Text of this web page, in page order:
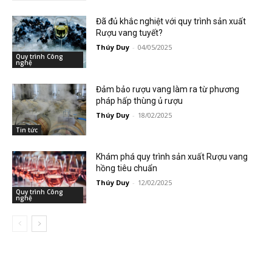
Quy trình Công
nghệ
Đã đủ khắc nghiệt với quy trình sản xuất
Rượu vang tuyết?
Thúy Duy - 04/05/2025
Tin tức
Đảm bảo rượu vang làm ra từ phương
pháp hấp thùng ủ rượu
Thúy Duy - 18/02/2025
Quy trình Công
nghệ
Khám phá quy trình sản xuất Rượu vang
hồng tiêu chuẩn
Thúy Duy - 12/02/2025